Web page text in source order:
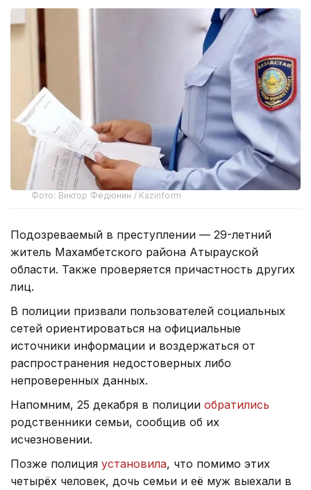
Фото: Виктор Федюнин / Kazinform
Подозреваемый в преступлении — 29-летний
житель Махамбетского района Атырауской
области. Также проверяется причастность других
лиц.
В полиции призвали пользователей социальных
сетей ориентироваться на официальные
источники информации и воздержаться от
распространения недостоверных либо
непроверенных данных.
Напомним, 25 декабря в полиции обратились
родственники семьи, сообщив об их
исчезновении.
Позже полиция установила, что помимо этих
четырёх человек, дочь семьи и её муж выехали в